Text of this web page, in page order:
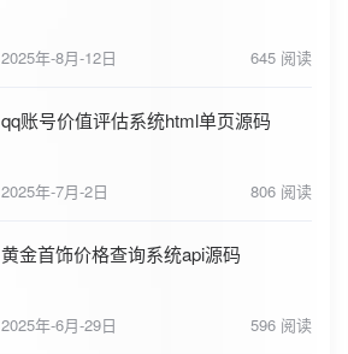
2025年-8月-12日 645 阅读
qq账号价值评估系统html单页源码
2025年-7月-2日 806 阅读
黄金首饰价格查询系统api源码
2025年-6月-29日 596 阅读